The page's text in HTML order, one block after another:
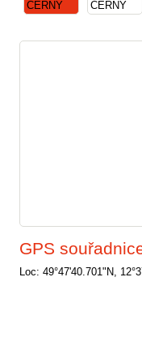
GPS
Loc: 49°47'40.701"N,